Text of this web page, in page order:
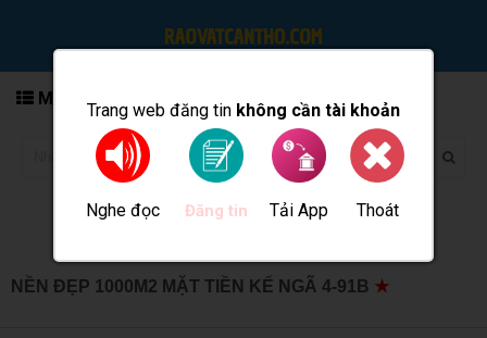
Trang web đăng tin không cần tài khoản
Nghe đọc Đăng tin Tải App Thoát
MENU
NỀN ĐẸP 1000M2 MẶT TIỀN KẾ NGÃ 4-91B ★